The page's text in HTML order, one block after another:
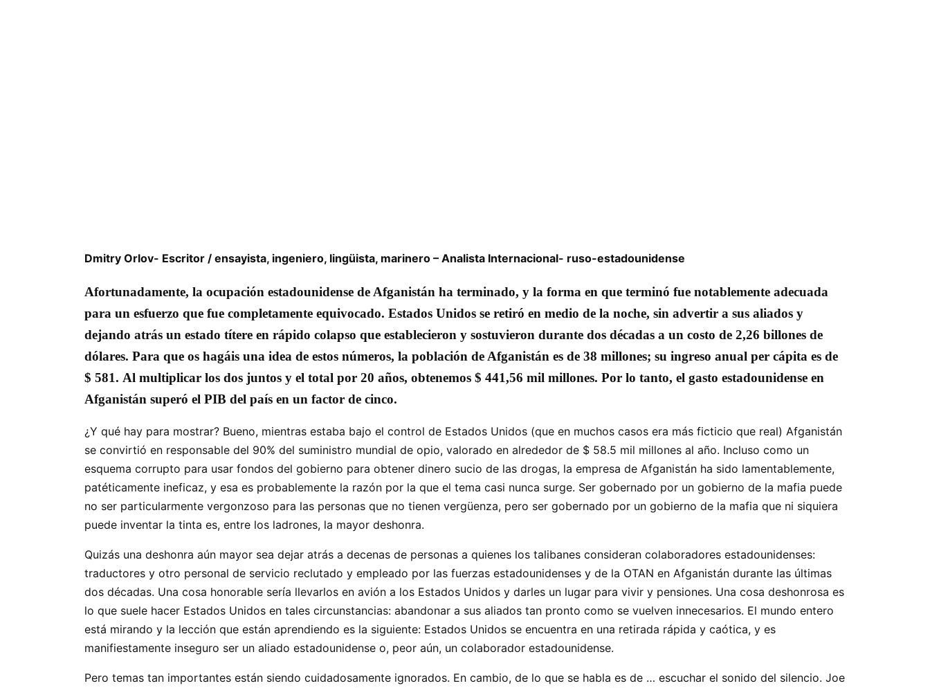
Dmitry Orlov- Escritor / ensayista, ingeniero, lingüista, marinero – Analista Internacional- ruso-estadounidense
Afortunadamente, la ocupación estadounidense de Afganistán ha terminado, y la forma en que terminó fue notablemente adecuada
para un esfuerzo que fue completamente equivocado. Estados Unidos se retiró en medio de la noche, sin advertir a sus aliados y
dejando atrás un estado títere en rápido colapso que establecieron y sostuvieron durante dos décadas a un costo de 2,26 billones de
dólares. Para que os hagáis una idea de estos números, la población de Afganistán es de 38 millones; su ingreso anual per cápita es de
$ 581. Al multiplicar los dos juntos y el total por 20 años, obtenemos $ 441,56 mil millones. Por lo tanto, el gasto estadounidense en
Afganistán superó el PIB del país en un factor de cinco.
¿Y qué hay para mostrar? Bueno, mientras estaba bajo el control de Estados Unidos (que en muchos casos era más ficticio que real) Afganistán
se convirtió en responsable del 90% del suministro mundial de opio, valorado en alrededor de $ 58.5 mil millones al año. Incluso como un
esquema corrupto para usar fondos del gobierno para obtener dinero sucio de las drogas, la empresa de Afganistán ha sido lamentablemente,
patéticamente ineficaz, y esa es probablemente la razón por la que el tema casi nunca surge. Ser gobernado por un gobierno de la mafia puede
no ser particularmente vergonzoso para las personas que no tienen vergüenza, pero ser gobernado por un gobierno de la mafia que ni siquiera
puede inventar la tinta es, entre los ladrones, la mayor deshonra.
Quizás una deshonra aún mayor sea dejar atrás a decenas de personas a quienes los talibanes consideran colaboradores estadounidenses:
traductores y otro personal de servicio reclutado y empleado por las fuerzas estadounidenses y de la OTAN en Afganistán durante las últimas
dos décadas. Una cosa honorable sería llevarlos en avión a los Estados Unidos y darles un lugar para vivir y pensiones. Una cosa deshonrosa es
lo que suele hacer Estados Unidos en tales circunstancias: abandonar a sus aliados tan pronto como se vuelven innecesarios. El mundo entero
está mirando y la lección que están aprendiendo es la siguiente: Estados Unidos se encuentra en una retirada rápida y caótica, y es
manifiestamente inseguro ser un aliado estadounidense o, peor aún, un colaborador estadounidense.
Pero temas tan importantes están siendo cuidadosamente ignorados. En cambio, de lo que se habla es de … escuchar el sonido del silencio. Joe